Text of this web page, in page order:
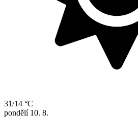
31/14 °C
pondělí 10. 8.